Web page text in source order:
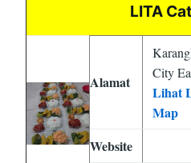
LITA
Alamat
City
Lihat
Map
Website